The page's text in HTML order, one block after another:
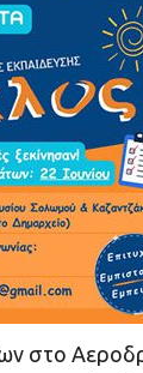
στο